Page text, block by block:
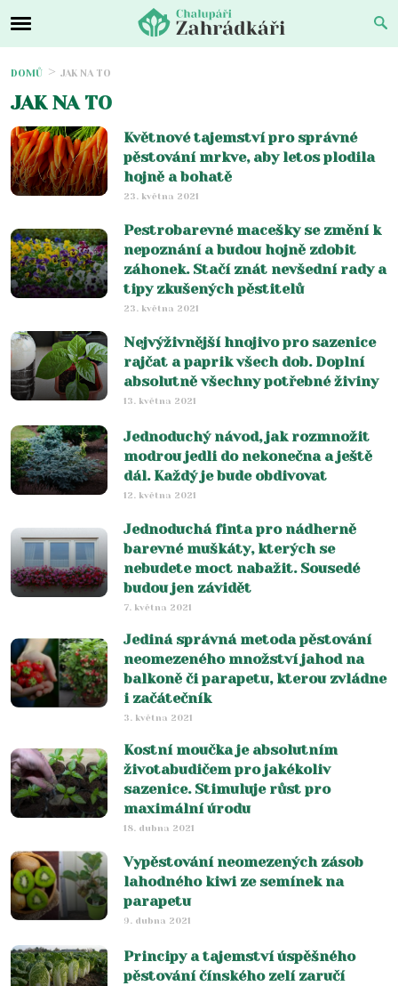
DOMŮ JAK NA TO
JAK NA TO
Květnové tajemství pro správné
pěstování mrkve, aby letos plodila
hojně a bohatě
23. května 2021
Pestrobarevné macešky se změní k
nepoznání a budou hojně zdobit
záhonek. Stačí znát nevšední rady a
tipy zkušených pěstitelů
23. května 2021
Nejvýživnější hnojivo pro sazenice
rajčat a paprik všech dob. Doplní
absolutně všechny potřebné živiny
13. května 2021
Jednoduchý návod, jak rozmnožit
modrou jedli do nekonečna a ještě
dál. Každý je bude obdivovat
12. května 2021
Jednoduchá finta pro nádherně
barevné muškáty, kterých se
nebudete moct nabažit. Sousedé
budou jen závidět
7. května 2021
Jediná správná metoda pěstování
neomezeného množství jahod na
balkoně či parapetu, kterou zvládne
i začátečník
3. května 2021
Kostní moučka je absolutním
životabudičem pro jakékoliv
sazenice. Stimuluje růst pro
maximální úrodu
18. dubna 2021
Vypěstování neomezených zásob
lahodného kiwi ze semínek na
parapetu
9. dubna 2021
Principy a tajemství úspěšného
pěstování čínského zelí zaručí